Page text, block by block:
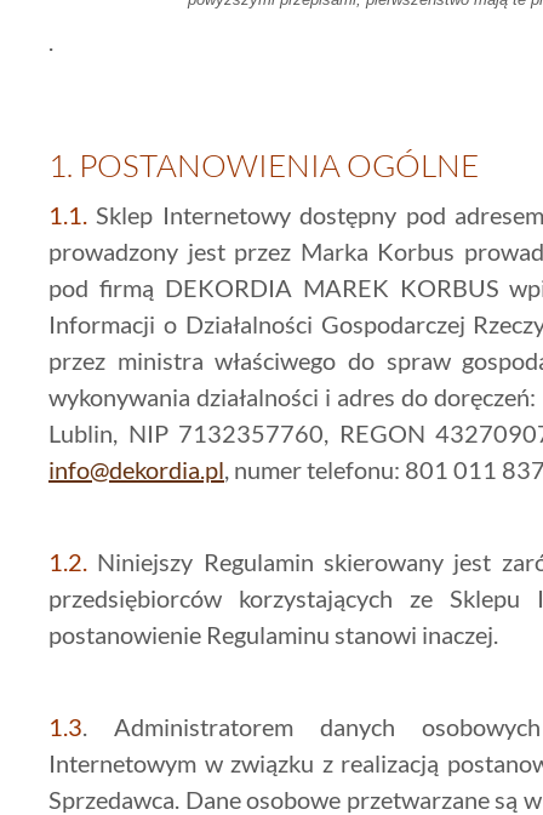
1. POSTANOWIENIA OGÓLNE
1.1.
Sklep Internetowy dostępny pod
prowadzony jest przez Marka Korbus
pod firmą DEKORDIA MAREK KORBUS
Informacji o Działalności Gospodarczej
przez ministra właściwego do spraw
wykonywania działalności i adres do
Lublin, NIP 7132357760, REGON
info@dekordia.pl , numer telefonu: 801 011
1.2. Niniejszy Regulamin skierowany jest
przedsiębiorców korzystających ze
postanowienie Regulaminu stanowi inaczej.
1.3 . Administratorem danych
Internetowym w związku z realizacją
Sprzedawca. Dane osobowe przetwarzane są